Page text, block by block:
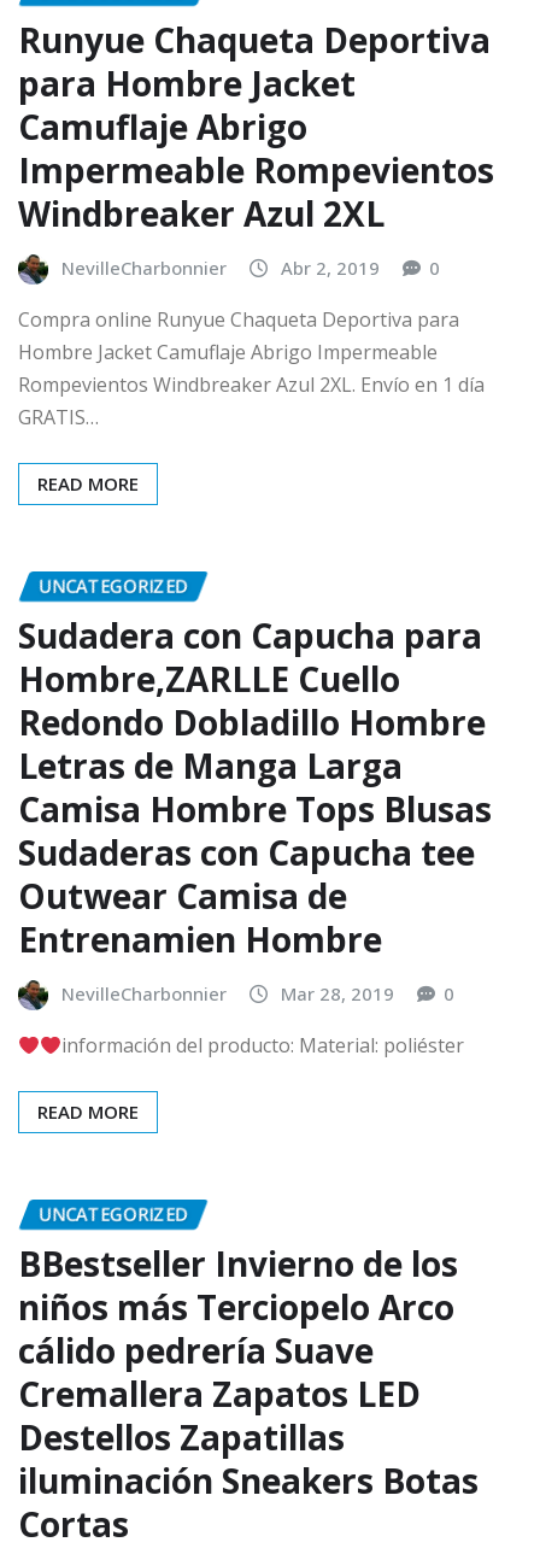
Runyue Chaqueta Deportiva
para Hombre Jacket
Camuflaje Abrigo
Impermeable Rompevientos
Windbreaker Azul 2XL
NevilleCharbonnier Abr 2, 2019 0
Compra online Runyue Chaqueta Deportiva para
Hombre Jacket Camuflaje Abrigo Impermeable
Rompevientos Windbreaker Azul 2XL. Envío en 1 día
GRATIS…
READ MORE
UNCATEGORIZED
Sudadera con Capucha para
Hombre,ZARLLE Cuello
Redondo Dobladillo Hombre
Letras de Manga Larga
Camisa Hombre Tops Blusas
Sudaderas con Capucha tee
Outwear Camisa de
Entrenamien Hombre
NevilleCharbonnier Mar 28, 2019 0
información del producto: Material: poliéster
READ MORE
UNCATEGORIZED
BBestseller Invierno de los
niños más Terciopelo Arco
cálido pedrería Suave
Cremallera Zapatos LED
Destellos Zapatillas
iluminación Sneakers Botas
Cortas